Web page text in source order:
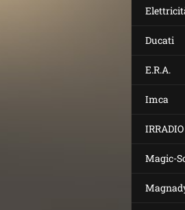
Ducati
E.R.A.
Imca
IRRADIO
Magic-